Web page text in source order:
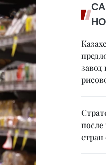
завод
после
стран